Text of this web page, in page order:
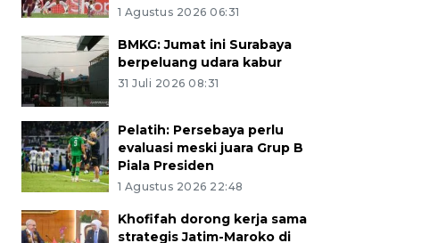
1 Agustus 2026 06:31
BMKG: Jumat ini Surabaya
berpeluang udara kabur
31 Juli 2026 08:31
Pelatih: Persebaya perlu
evaluasi meski juara Grup B
Piala Presiden
1 Agustus 2026 22:48
Khofifah dorong kerja sama
strategis Jatim-Maroko di